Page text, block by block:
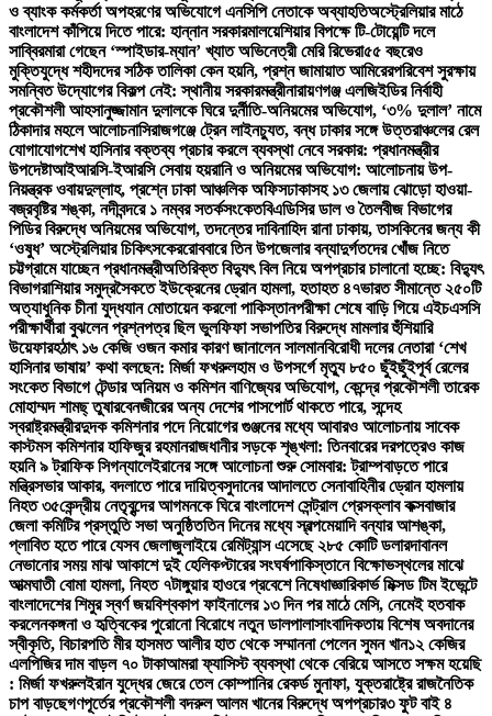
ও ব্যাংক কর্মকর্তা অপহরণের অভিযোগে এনসিপি নেতাকে অব্যাহতিঅস্ট্রেলিয়ার মাঠে
বাংলাদেশ কাঁপিয়ে দিতে পারে: হান্নান সরকারমালয়েশিয়ার বিপক্ষে টি-টোয়েন্টি দলে
সাব্বিরমারা গেছেন ‘স্পাইডার-ম্যান’ খ্যাত অভিনেত্রী মেরি রিভেরা৫৫ বছরেও
মুক্তিযুদ্ধে শহীদদের সঠিক তালিকা কেন হয়নি, প্রশ্ন জামায়াত আমিরেরপরিবেশ সুরক্ষায়
সমন্বিত উদ্যোগের বিকল্প নেই: স্থানীয় সরকারমন্ত্রীনারায়ণগঞ্জ এলজিইডির নির্বাহী
প্রকৌশলী আহসানুজ্জামান দুলালকে ঘিরে দুর্নীতি-অনিয়মের অভিযোগ, ‘৩% দুলাল’ নামে
ঠিকাদার মহলে আলোচনাসিরাজগঞ্জে ট্রেন লাইনচ্যুত, বন্ধ ঢাকার সঙ্গে উত্তরাঞ্চলের রেল
যোগাযোগশেখ হাসিনার বক্তব্য প্রচার করলে ব্যবস্থা নেবে সরকার: প্রধানমন্ত্রীর
উপদেষ্টাআইআরসি-ইআরসি সেবায় হয়রানি ও অনিয়মের অভিযোগ: আলোচনায় উপ-
নিয়ন্ত্রক ওবায়দুল্লাহ, প্রশ্নে ঢাকা আঞ্চলিক অফিসঢাকাসহ ১৩ জেলায় ঝোড়ো হাওয়া-
বজ্রবৃষ্টির শঙ্কা, নদীবন্দরে ১ নম্বর সতর্কসংকেতবিএডিসির ডাল ও তৈলবীজ বিভাগের
পিডির বিরুদ্ধে অনিয়মের অভিযোগ, তদন্তের দাবিনাহিদ রানা ঢাকায়, তাসকিনের জন্য কী
‘ওষুধ’ অস্ট্রেলিয়ার চিকিৎসকেররোববারে তিন উপজেলার বন্যাদুর্গতদের খোঁজ নিতে
চট্টগ্রামে যাচ্ছেন প্রধানমন্ত্রীঅতিরিক্ত বিদ্যুৎ বিল নিয়ে অপপ্রচার চালানো হচ্ছে: বিদ্যুৎ
বিভাগরাশিয়ার সমুদ্রসৈকতে ইউক্রেনের ড্রোন হামলা, হতাহত ৪৭ভারত সীমান্তে ২৫০টি
অত্যাধুনিক চীনা যুদ্ধযান মোতায়েন করলো পাকিস্তানপরীক্ষা শেষে বাড়ি গিয়ে এইচএসসি
পরীক্ষার্থীরা বুঝলেন প্রশ্নপত্র ছিল ভুলফিফা সভাপতির বিরুদ্ধে মামলার হুঁশিয়ারি
উয়েফারহঠাৎ ১৬ কেজি ওজন কমার কারণ জানালেন সালমানবিরোধী দলের নেতারা ‘শেখ
হাসিনার ভাষায়’ কথা বলছেন: মির্জা ফখরুলহাম ও উপসর্গে মৃত্যু ৮৫০ ছুঁইছুঁইপূর্ব রেলের
সংকেত বিভাগে টেন্ডার অনিয়ম ও কমিশন বাণিজ্যের অভিযোগ, কেন্দ্রে প্রকৌশলী তারেক
মোহাম্মদ শামছ্ তুষারবেনজীরের অন্য দেশের পাসপোর্ট থাকতে পারে, সন্দেহ
স্বরাষ্ট্রমন্ত্রীরদুদক কমিশনার পদে নিয়োগের গুঞ্জনের মধ্যে আবারও আলোচনায় সাবেক
কাস্টমস কমিশনার হাফিজুর রহমানরাজধানীর সড়কে শৃঙ্খলা: তিনবারের দরপত্রেও কাজ
হয়নি ৯ ট্রাফিক সিগন্যালেইরানের সঙ্গে আলোচনা শুরু সোমবার: ট্রাম্পবাড়তে পারে
মন্ত্রিসভার আকার, বদলাতে পারে দায়িত্বসুদানের আদালতে সেনাবাহিনীর ড্রোন হামলায়
নিহত ৩৫কেন্দ্রীয় নেতৃবৃন্দের আগমনকে ঘিরে বাংলাদেশ সেন্ট্রাল প্রেসক্লাব কক্সবাজার
জেলা কমিটির প্রস্তুতি সভা অনুষ্ঠিততিন দিনের মধ্যে স্বল্পমেয়াদি বন্যার আশঙ্কা,
প্লাবিত হতে পারে যেসব জেলাজুলাইয়ে রেমিট্যান্স এসেছে ২৮৫ কোটি ডলারদাবানল
নেভানোর সময় মাঝ আকাশে দুই হেলিকপ্টারের সংঘর্ষপাকিস্তানে বিক্ষোভস্থলের মাঝে
আত্মঘাতী বোমা হামলা, নিহত ৭টাঙ্গুয়ার হাওরে প্রবেশে নিষেধাজ্ঞারিকার্ভ মিক্সড টিম ইভেন্টে
বাংলাদেশের শিমুর স্বর্ণ জয়বিশ্বকাপ ফাইনালের ১৩ দিন পর মাঠে মেসি, নেমেই হতবাক
করলেনকঙ্গনা ও হৃত্বিকের পুরোনো বিরোধে নতুন ডালপালাসাংবাদিকতায় বিশেষ অবদানের
স্বীকৃতি, বিচারপতি মীর হাসমত আলীর হাত থেকে সম্মাননা পেলেন সুমন খান১২ কেজির
এলপিজির দাম বাড়ল ৭০ টাকাআমরা ফ্যাসিস্ট ব্যবস্থা থেকে বেরিয়ে আসতে সক্ষম হয়েছি
: মির্জা ফখরুলইরান যুদ্ধের জেরে তেল কোম্পানির রেকর্ড মুনাফা, যুক্তরাষ্ট্রে রাজনৈতিক
চাপ বাড়ছেগণপূর্তের প্রকৌশলী বদরুল আলম খানের বিরুদ্ধে অপপ্রচার৩ ফুট বাই ৪